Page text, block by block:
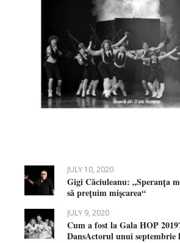
JULY 10, 2020
Gigi Căciuleanu: „Speranța
să prețuim mișcarea“
JULY 9, 2020
Cum a fost la Gala HOP
DansActorul unui septembrie